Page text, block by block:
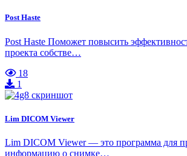
Post Haste
Post Haste Поможет повысить
проекта собстве…
18
1
Lim DICOM Viewer
Lim DICOM Viewer — это программа для
информацию о снимке…